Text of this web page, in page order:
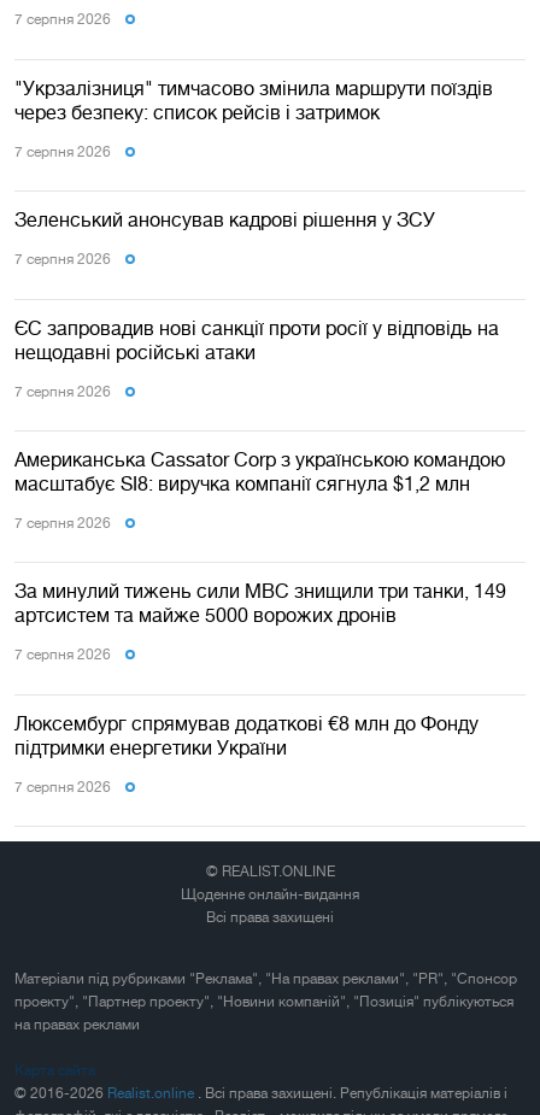
7 серпня 2026
"Укрзалізниця" тимчасово змінила маршрути поїздів
через безпеку: список рейсів і затримок
7 серпня 2026
Зеленський анонсував кадрові рішення у ЗСУ
7 серпня 2026
ЄС запровадив нові санкції проти росії у відповідь на
нещодавні російські атаки
7 серпня 2026
Американська Cassator Corp з українською командою
масштабує SI8: виручка компанії сягнула $1,2 млн
7 серпня 2026
За минулий тижень сили МВС знищили три танки, 149
артсистем та майже 5000 ворожих дронів
7 серпня 2026
Люксембург спрямував додаткові €8 млн до Фонду
підтримки енергетики України
7 серпня 2026
© REALIST.ONLINE
Щоденне онлайн-видання
Всі права захищені
Матеріали під рубриками "Реклама", "На правах реклами", "PR", "Спонсор
проекту", "Партнер проекту", "Новини компаній", "Позиція" публікуються
на правах реклами
Карта сайта
© 2016-2026 Realist.online . Всі права захищені. Републікація матеріалів і